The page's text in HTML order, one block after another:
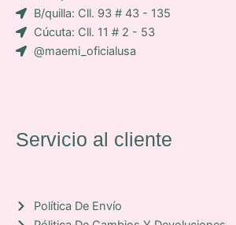
n
-
f
b
k
B/quilla: Cll. 93 # 43 - 135
Cúcuta: Cll. 11 # 2 - 53
@maemi_oficialusa
Servicio al cliente
Política De Envío